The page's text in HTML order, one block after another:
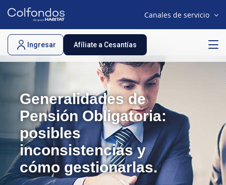
Canales de servicio
Afíliate a Cesantías
Ingresar
Generalidades de
Pensión Obligatoria:
posibles
inconsistencias y
cómo gestionarlas.